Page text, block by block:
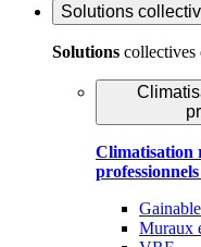
Solutions
Solutions collectives
Climatisation
Muraux